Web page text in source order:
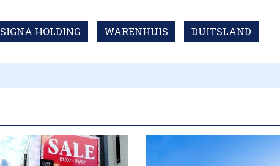
SIGNA HOLDING WARENHUIS DUITSLAND